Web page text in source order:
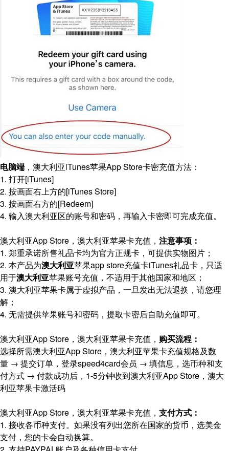
电脑端 ，澳大利亚iTunes苹果App Store卡密充值方法：
1. 打开[iTunes]
2. 按画面右上方的[iTunes Store]
3. 按画面右方的[Redeem]
4. 输入澳大利亚区的账号和密码，再输入卡密即可完成充值。
澳大利亚App Store，澳大利亚苹果卡充值， 注意事项：
1. 郑重承诺所售礼品卡均为官方正规卡，可提供实物图片；
2. 本产品为澳大利亚苹果app store充值卡iTunes礼品卡，只适
用于澳大利亚苹果账号充值，不适用于其他国家和地区；
3. 澳大利亚苹果卡属于虚拟产品，一旦发出无法退换，请您理
解；
4. 无需提供苹果账号和密码，提取卡密后自助充值即可。
澳大利亚App Store，澳大利亚苹果卡充值， 购买流程：
选择所需澳大利亚App Store，澳大利亚苹果卡充值规格及数
量 → 提交订单，登录speed4card会员 → 填信息，选币种和支
付方式 → 付款成功后，1-5分钟收到澳大利亚App Store，澳大
利亚苹果卡激活码
澳大利亚App Store，澳大利亚苹果卡充值， 支付方式：
1. 接收各币种支付。如果没有列出您所在国家的货币，选美金
支付，您的卡会自动换算。